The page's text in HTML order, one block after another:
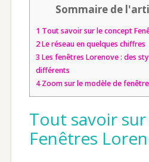
Sommaire de
1 Tout savoir sur le concept
2Le réseau en quelques chiffres
3Les fenêtres Lorenove : des
différents
4Zoom sur le modèle de
Tout savoir
Fenêtres